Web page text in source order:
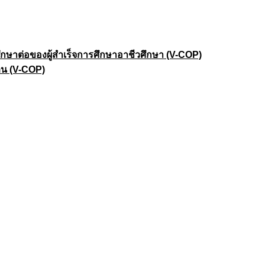
าต่อของผู้สำเร็จการศึกษาอาชีวศึกษา (V-COP)
(V-COP)